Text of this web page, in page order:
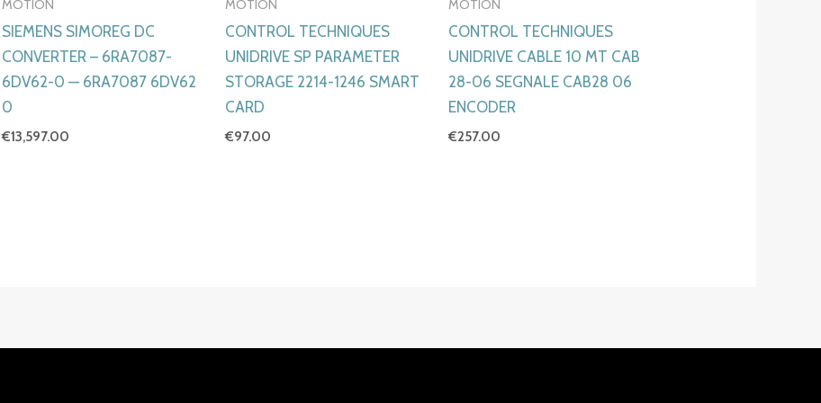
MOTION
SIEMENS SIMOREG DC
CONVERTER – 6RA7087-
6DV62-0 — 6RA7087 6DV62
0
€13,597.00
MOTION
CONTROL TECHNIQUES
UNIDRIVE SP PARAMETER
STORAGE 2214-1246 SMART
CARD
€97.00
MOTION
CONTROL TECHNIQUES
UNIDRIVE CABLE 10 MT CAB
28-06 SEGNALE CAB28 06
ENCODER
€257.00